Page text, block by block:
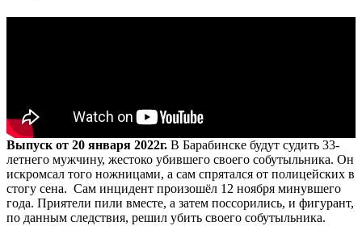
Выпуск от 20 января 2022г. В Барабинске будут судить 33-
летнего мужчину, жестоко убившего своего собутыльника. Он
искромсал того ножницами, а сам спрятался от полицейских в
стогу сена. Сам инцидент произошёл 12 ноября минувшего
года. Приятели пили вместе, а затем поссорились, и фигурант,
по данным следствия, решил убить своего собутыльника.